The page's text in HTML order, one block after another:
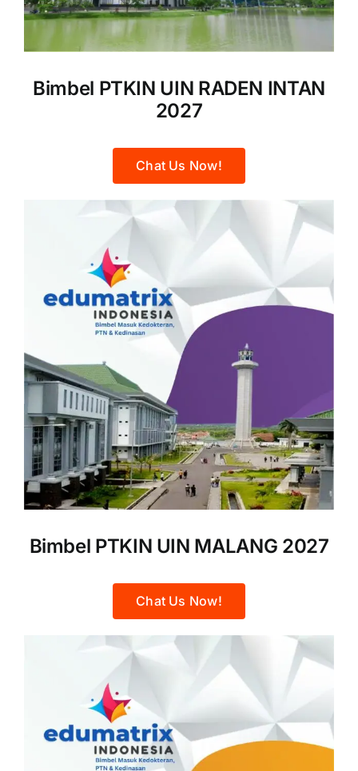
Bimbel PTKIN UIN RADEN INTAN
2027
Chat Us Now!
Bimbel PTKIN UIN MALANG 2027
Chat Us Now!